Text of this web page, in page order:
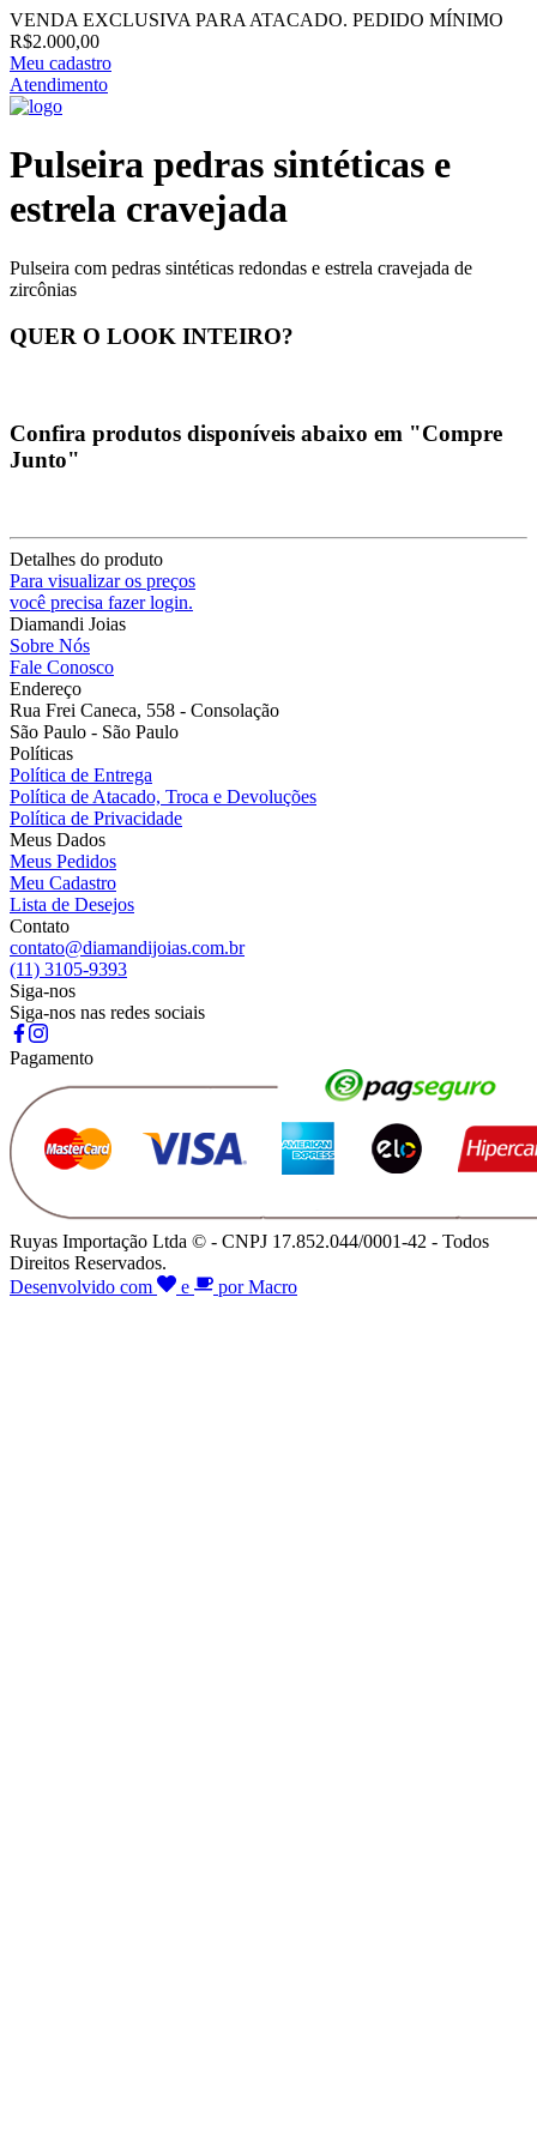
VENDA EXCLUSIVA PARA ATACADO. PEDIDO MÍNIMO
R$2.000,00
Meu cadastro
Atendimento
Pulseira pedras sintéticas e
estrela cravejada
Pulseira com pedras sintéticas redondas e estrela cravejada de
zircônias
QUER O LOOK INTEIRO?
Confira produtos disponíveis abaixo em "Compre
Junto"
Detalhes do produto
Para visualizar os preços
você precisa fazer login.
Diamandi Joias
Sobre Nós
Fale Conosco
Endereço
Rua Frei Caneca, 558 - Consolação
São Paulo - São Paulo
Políticas
Política de Entrega
Política de Atacado, Troca e Devoluções
Política de Privacidade
Meus Dados
Meus Pedidos
Meu Cadastro
Lista de Desejos
Contato
contato@diamandijoias.com.br
(11) 3105-9393
Siga-nos
Siga-nos nas redes sociais
Pagamento
Ruyas Importação Ltda © - CNPJ 17.852.044/0001-42 - Todos
Direitos Reservados.
Desenvolvido com
e por Macro